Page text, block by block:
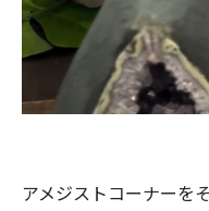
アメジストコーナーを